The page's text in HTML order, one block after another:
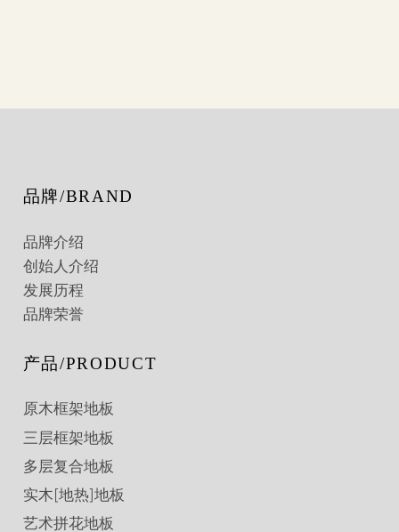
品牌/BRAND
品牌介绍
创始人介绍
发展历程
品牌荣誉
产品/PRODUCT
原木框架地板
三层框架地板
多层复合地板
实木[地热]地板
艺术拼花地板